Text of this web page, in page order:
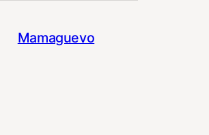
Mamaguevo